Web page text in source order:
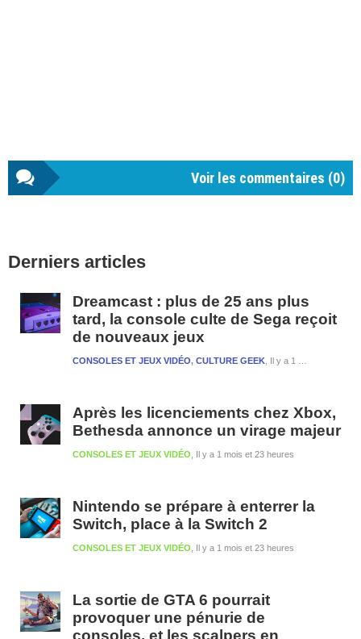
Voir les commentaires (0)
latérale
Derniers articles
Dreamcast : plus de 25 ans plus
tard, la console culte de Sega reçoit
de nouveaux jeux
Il y a 1 semaine et 1 jour
CONSOLES ET JEUX VIDÉO, CULTURE GEEK
Après les licenciements chez Xbox,
Bethesda annonce un virage majeur
Il y a 1 mois et 23 heures
CONSOLES ET JEUX VIDÉO
Nintendo se prépare à enterrer la
Switch, place à la Switch 2
Il y a 1 mois et 23 heures
CONSOLES ET JEUX VIDÉO
La sortie de GTA 6 pourrait
provoquer une pénurie de
consoles, et les scalpers en